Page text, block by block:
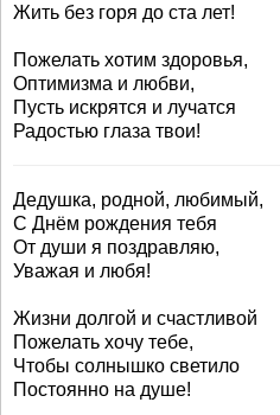
Жить без горя до ста лет!
Пожелать хотим здоровья,
Оптимизма и любви,
Пусть искрятся и лучатся
Радостью глаза твои!
Дедушка, родной, любимый,
С Днём рождения тебя
От души я поздравляю,
Уважая и любя!
Жизни долгой и счастливой
Пожелать хочу тебе,
Чтобы солнышко светило
Постоянно на душе!